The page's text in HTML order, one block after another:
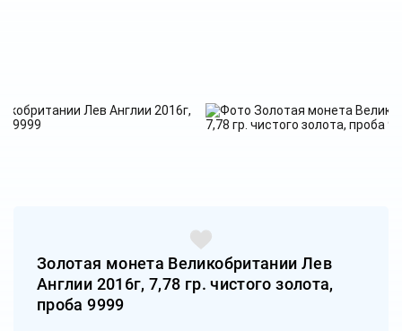
Золотая монета Великобритании Лев
Англии 2016г, 7,78 гр. чистого золота,
проба 9999